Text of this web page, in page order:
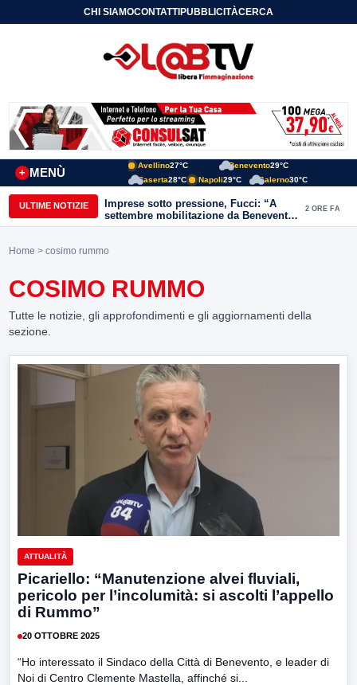
CHI SIAMOCONTATTIPUBBLICITÀCERCA
MENÙ
+
Avellino27°C Benevento29°C
Caserta28°C Napoli29°C Salerno30°C
ULTIME NOTIZIE
Imprese sotto pressione, Fucci: “A
settembre mobilitazione da Benevento
e Avellino”
2 ORE FA
Home > cosimo rummo
COSIMO RUMMO
Tutte le notizie, gli approfondimenti e gli aggiornamenti della
sezione.
ATTUALITÀ
Picariello: “Manutenzione alvei fluviali,
pericolo per l’incolumità: si ascolti l’appello
di Rummo”
20 OTTOBRE 2025
“Ho interessato il Sindaco della Città di Benevento, e leader di
Noi di Centro Clemente Mastella, affinché si...